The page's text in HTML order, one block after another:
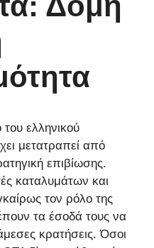
ελληνικού
μετατραπεί από
επιβίωσης.
καταλυμάτων και
τον ρόλο της
τα έσοδά τους να
κρατήσεις. Όσοι